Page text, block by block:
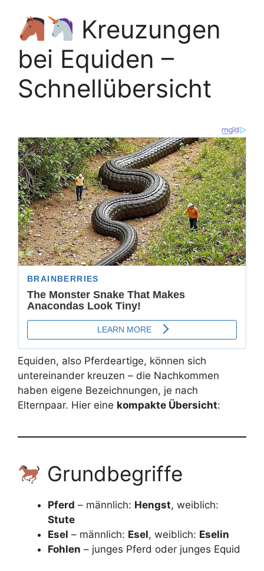
Kreuzungen
bei Equiden –
Schnellübersicht
Equiden, also Pferdeartige, können sich
untereinander kreuzen – die Nachkommen
haben eigene Bezeichnungen, je nach
Elternpaar. Hier eine kompakte Übersicht:
Grundbegriffe
Pferd – männlich: Hengst, weiblich:
Stute
Esel – männlich: Esel, weiblich: Eselin
Fohlen – junges Pferd oder junges Equid